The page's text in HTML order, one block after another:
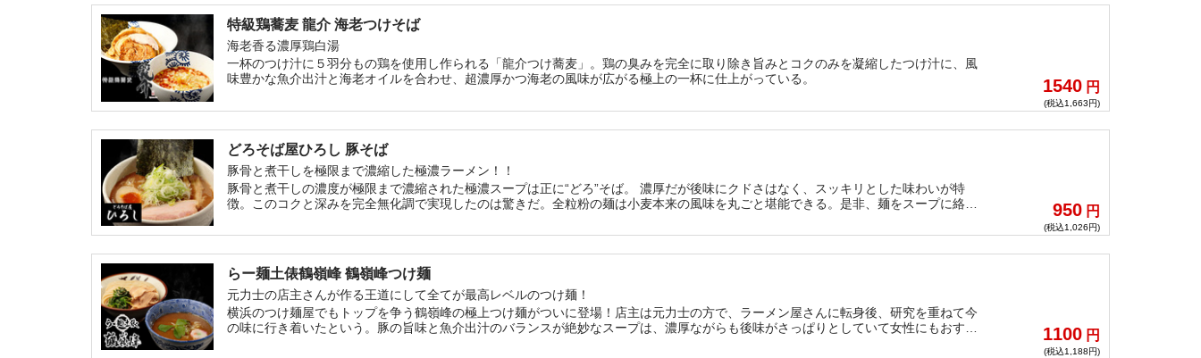
特級鶏蕎麦 龍介 海老つけそば
海老香る濃厚鶏白湯
一杯のつけ汁に５羽分もの鶏を使用し作られる「龍介つけ蕎麦」。鶏の臭みを完全に取り除き旨みとコクのみを凝縮したつけ汁に、風
味豊かな魚介出汁と海老オイルを合わせ、超濃厚かつ海老の風味が広がる極上の一杯に仕上がっている。
1540 円
(税込1,663円)
どろそば屋ひろし 豚そば
豚骨と煮干しを極限まで濃縮した極濃ラーメン！！
豚骨と煮干しの濃度が極限まで濃縮された極濃スープは正に“どろ”そば。 濃厚だが後味にクドさはなく、スッキリとした味わいが特
徴。このコクと深みを完全無化調で実現したのは驚きだ。全粒粉の麺は小麦本来の風味を丸ごと堪能できる。是非、麺をスープに絡め
950 円
(税込1,026円)
らー麺土俵鶴嶺峰 鶴嶺峰つけ麺
元力士の店主さんが作る王道にして全てが最高レベルのつけ麺！
横浜のつけ麺屋でもトップを争う鶴嶺峰の極上つけ麺がついに登場！店主は元力士の方で、ラーメン屋さんに転身後、研究を重ねて今
の味に行き着いたという。豚の旨味と魚介出汁のバランスが絶妙なスープは、濃厚ながらも後味がさっぱりとしていて女性にもおすす
1100 円
(税込1,188円)